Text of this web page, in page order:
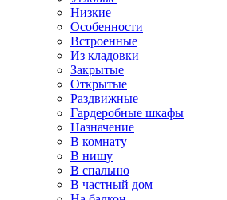
Низкие
Особенности
Встроенные
Из кладовки
Закрытые
Открытые
Раздвижные
Гардеробные шкафы
Назначение
В комнату
В нишу
В спальню
В частный дом